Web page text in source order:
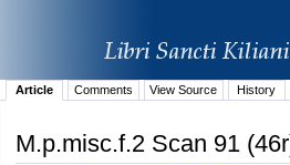
Article Comments View Source History
M.p.misc.f.2 Scan 91